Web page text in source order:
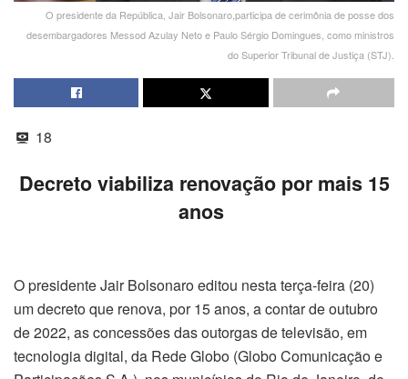
O presidente da República, Jair Bolsonaro,participa de cerimônia de posse dos
desembargadores Messod Azulay Neto e Paulo Sérgio Domingues, como ministros
do Superior Tribunal de Justiça (STJ).
18
Decreto viabiliza renovação por mais 15
anos
O presidente Jair Bolsonaro editou nesta terça-feira (20)
um decreto que renova, por 15 anos, a contar de outubro
de 2022, as concessões das outorgas de televisão, em
tecnologia digital, da Rede Globo (Globo Comunicação e